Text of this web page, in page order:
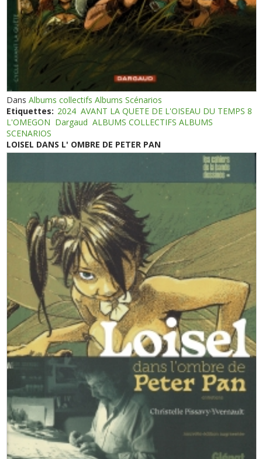
DansAlbums collectifs Albums Scénarios
Etiquettes: 2024 AVANT LA QUETE DE L'OISEAU DU TEMPS 8
L'OMEGON Dargaud ALBUMS COLLECTIFS ALBUMS
SCENARIOS
LOISEL DANS L' OMBRE DE PETER PAN